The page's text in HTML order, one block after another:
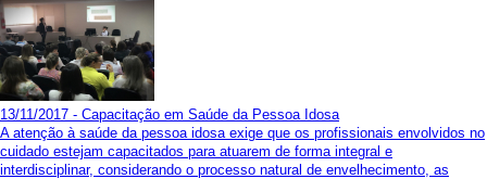
13/11/2017 - Capacitação em Saúde da Pessoa Idosa
A atenção à saúde da pessoa idosa exige que os profissionais envolvidos no
cuidado estejam capacitados para atuarem de forma integral e
interdisciplinar, considerando o processo natural de envelhecimento, as